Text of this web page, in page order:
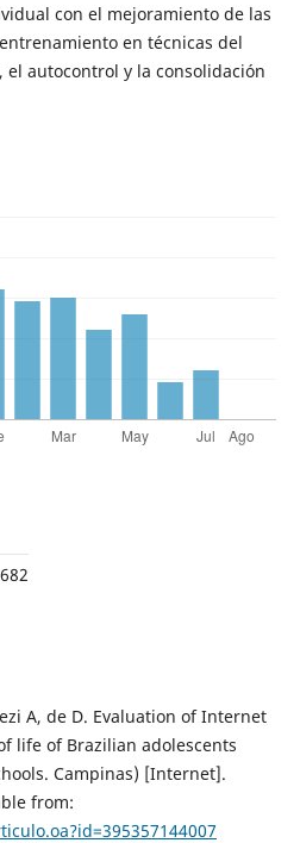
con el mejoramiento de las
en técnicas del
autocontrol y la consolidación
682
A, de D. Evaluation of Internet
life of Brazilian adolescents
Campinas) [Internet].
from: